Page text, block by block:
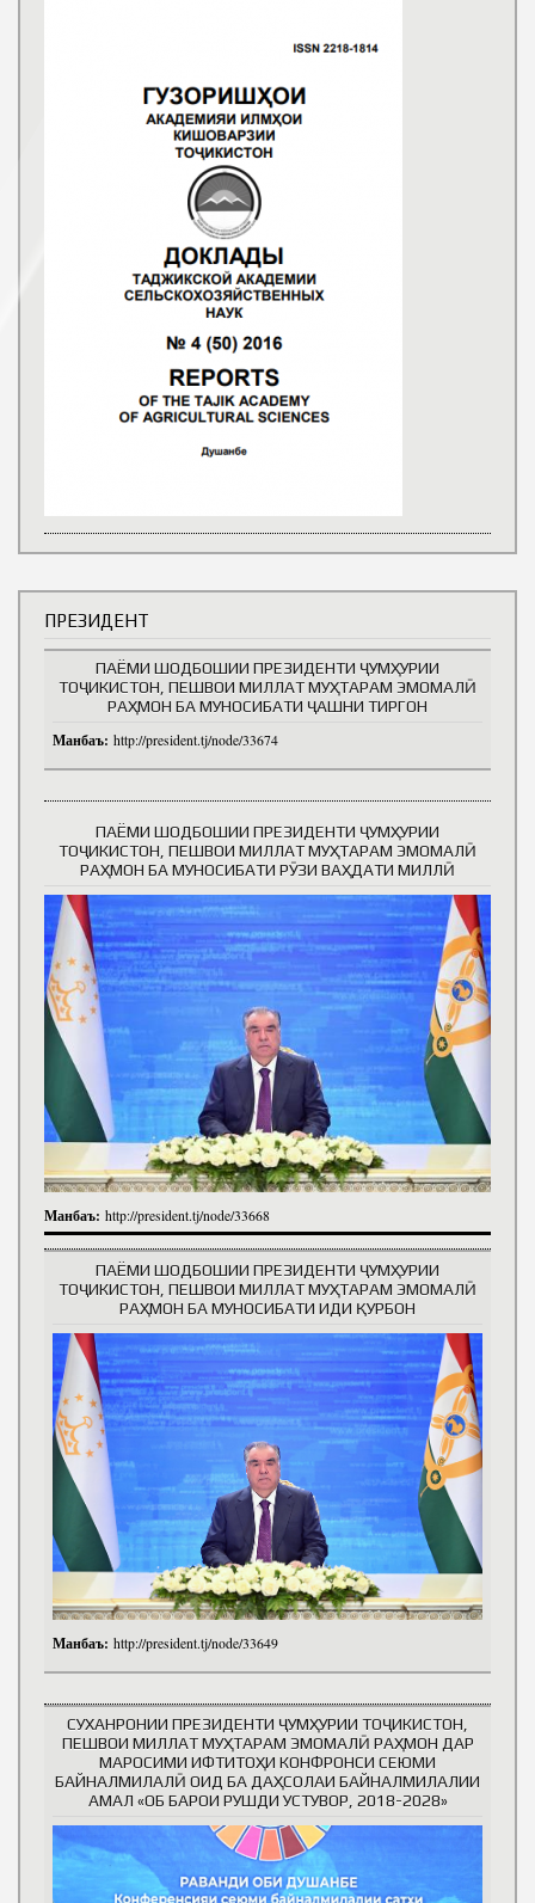
ПРЕЗИДЕНТ
ПАЁМИ ШОДБОШИИ ПРЕЗИДЕНТИ ҶУМҲУРИИ
ТОҶИКИСТОН, ПЕШВОИ МИЛЛАТ МУҲТАРАМ ЭМОМАЛӢ
РАҲМОН БА МУНОСИБАТИ ҶАШНИ ТИРГОН
Манбаъ: http://president.tj/node/33674
ПАЁМИ ШОДБОШИИ ПРЕЗИДЕНТИ ҶУМҲУРИИ
ТОҶИКИСТОН, ПЕШВОИ МИЛЛАТ МУҲТАРАМ ЭМОМАЛӢ
РАҲМОН БА МУНОСИБАТИ РӮЗИ ВАҲДАТИ МИЛЛӢ
Манбаъ: http://president.tj/node/33668
ПАЁМИ ШОДБОШИИ ПРЕЗИДЕНТИ ҶУМҲУРИИ
ТОҶИКИСТОН, ПЕШВОИ МИЛЛАТ МУҲТАРАМ ЭМОМАЛӢ
РАҲМОН БА МУНОСИБАТИ ИДИ ҚУРБОН
Манбаъ: http://president.tj/node/33649
СУХАНРОНИИ ПРЕЗИДЕНТИ ҶУМҲУРИИ ТОҶИКИСТОН,
ПЕШВОИ МИЛЛАТ МУҲТАРАМ ЭМОМАЛӢ РАҲМОН ДАР
МАРОСИМИ ИФТИТОҲИ КОНФРОНСИ СЕЮМИ
БАЙНАЛМИЛАЛӢ ОИД БА ДАҲСОЛАИ БАЙНАЛМИЛАЛИИ
АМАЛ «ОБ БАРОИ РУШДИ УСТУВОР, 2018-2028»